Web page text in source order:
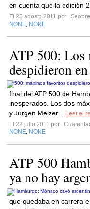
en cuenta que la edición
El 25 agosto 2011 por
NONE NONE
ATP 500: Los
despidieron
final del ATP 500 de
inesperados. Los dos
y Jurgen Melzer...
Leer el
El 22 julio 2011 por
NONE NONE
ATP 500
ya no hay
que quedaba en carrera